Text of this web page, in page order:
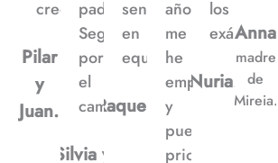
crecimiento”
Pilar
y
Juan.
padre.
Seguimos
por
el
camino”
Silvia y
sentirme
en
equilibrio”
Raquel.
año
me
he
empoderado
y
puedo
priorizarme”
los
exámenes”
Nuria.
Anna
madre
de
Mireia.